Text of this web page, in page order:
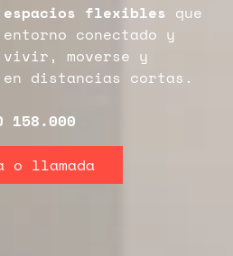
espacios flexibles que
conectado y
vivir, moverse y
distancias cortas.
158.000
o llamada